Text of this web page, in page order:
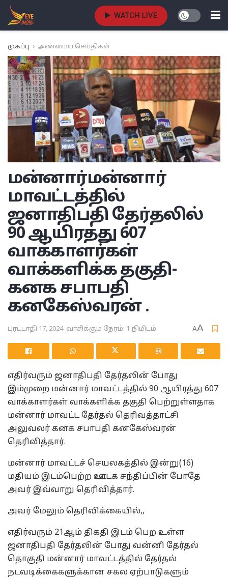
WATCH LIVE
முகப்பு அண்மைய செய்திகள்
மன்னார்மன்னார்
மாவட்டத்தில்
ஜனாதிபதி தேர்தலில்
90 ஆயிரத்து 607
வாக்காளர்கள்
வாக்களிக்க தகுதி-
கனக சபாபதி
கனகேஸ்வரன் .
புரட்டாதி 17, 2024 வாசிக்கும் நேரம்: 1 நிமிடம் AA
எதிர்வரும் ஜனாதிபதி தேர்தலின் போது
இம்முறை மன்னார் மாவட்டத்தில் 90 ஆயிரத்து 607
வாக்காளர்கள் வாக்களிக்க தகுதி பெற்றுள்ளதாக
மன்னார் மாவட்ட தேர்தல் தெரிவத்தாட்சி
அலுவலர் கனக சபாபதி கனகேஸ்வரன்
தெரிவித்தார்.
மன்னார் மாவட்டச் செயலகத்தில் இன்று(16)
மதியம் இடம்பெற்ற ஊடக சந்திப்பின் போதே
அவர் இவ்வாறு தெரிவித்தார்.
அவர் மேலும் தெரிவிக்கையில்,,
எதிர்வரும் 21ஆம் திகதி இடம் பெற உள்ள
ஜனாதிபதி தேர்தலின் போது வன்னி தேர்தல்
தொகுதி மன்னார் மாவட்டத்தில் தேர்தல்
நடவடிக்கைகளுக்கான சகல ஏற்பாடுகளும்